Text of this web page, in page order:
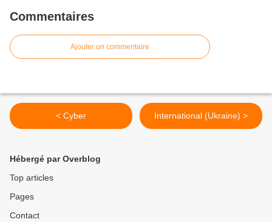
Commentaires
Ajouter un commentaire
< Cyber International (Ukraine) >
Hébergé par Overblog
Top articles
Pages
Contact